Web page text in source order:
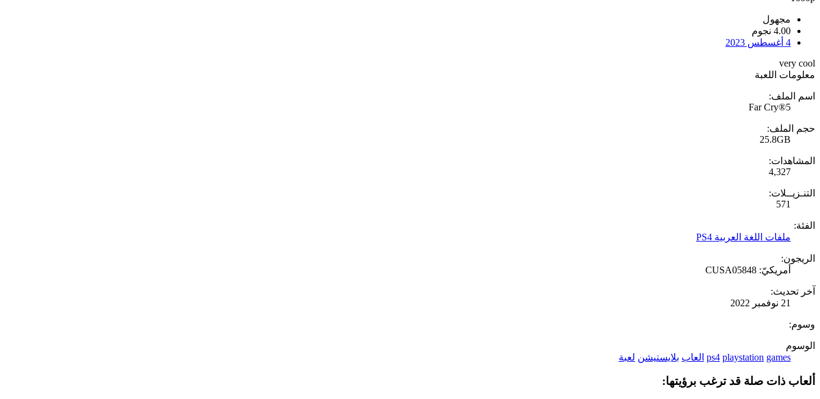
مجهول
4.00 نجوم
4 أغسطس 2023
very cool
معلومات اللعبة
اسم الملف:
Far Cry®5
حجم الملف:
25.8GB
المشاهدات:
4,327
التنـزيــلات:
571
الفئة:
ملفات اللغة العربية PS4
الريجون:
أمريكيّ: CUSA05848
آخر تحديث:
21 نوفمبر 2022
وسوم:
الوسوم
games
playstation
ps4 العاب بلايستيشن لعبة
ألعاب ذات صلة قد ترغب برؤيتها: